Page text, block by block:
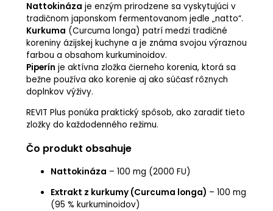
Nattokináza je enzým prirodzene sa vyskytujúci v
tradičnom japonskom fermentovanom jedle „natto“.
Kurkuma (Curcuma longa) patrí medzi tradičné
koreniny ázijskej kuchyne a je známa svojou výraznou
farbou a obsahom kurkuminoidov.
Piperín je aktívna zložka čierneho korenia, ktorá sa
bežne používa ako korenie aj ako súčasť rôznych
doplnkov výživy.
REVIT Plus ponúka praktický spôsob, ako zaradiť tieto
zložky do každodenného režimu.
Čo produkt obsahuje
Nattokináza – 100 mg (2000 FU)
Extrakt z kurkumy (Curcuma longa) – 100 mg
(95 % kurkuminoidov)